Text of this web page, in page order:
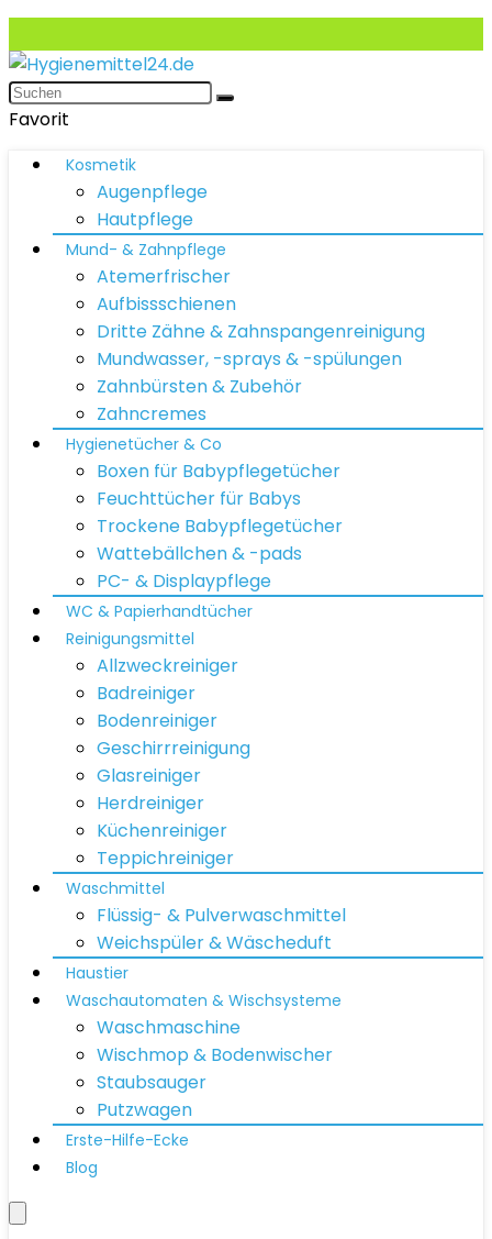
Favorit
Kosmetik
Augenpflege
Hautpflege
Mund- & Zahnpflege
Atemerfrischer
Aufbissschienen
Dritte Zähne & Zahnspangenreinigung
Mundwasser, -sprays & -spülungen
Zahnbürsten & Zubehör
Zahncremes
Hygienetücher & Co
Boxen für Babypflegetücher
Feuchttücher für Babys
Trockene Babypflegetücher
Wattebällchen & -pads
PC- & Displaypflege
WC & Papierhandtücher
Reinigungsmittel
Allzweckreiniger
Badreiniger
Bodenreiniger
Geschirrreinigung
Glasreiniger
Herdreiniger
Küchenreiniger
Teppichreiniger
Waschmittel
Flüssig- & Pulverwaschmittel
Weichspüler & Wäscheduft
Haustier
Waschautomaten & Wischsysteme
Waschmaschine
Wischmop & Bodenwischer
Staubsauger
Putzwagen
Erste-Hilfe-Ecke
Blog